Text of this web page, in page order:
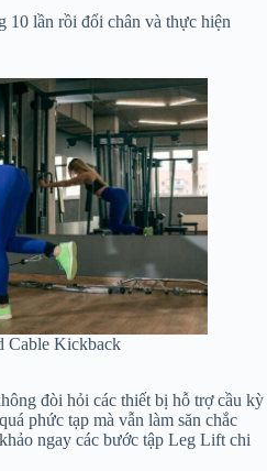
10 lần rồi đổi chân và thực hiện
Cable Kickback
đòi hỏi các thiết bị hỗ trợ cầu kỳ
phức tạp mà vẫn làm săn chắc
ngay các bước tập Leg Lift chi